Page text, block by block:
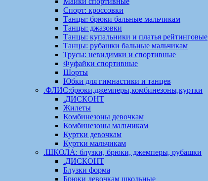
Спорт: кроссовки
Танцы: брюки бальные мальчикам
Танцы: джазовки
Танцы: купальники и платья рейтинговые
Танцы: рубашки бальные мальчикам
Трусы: невидимки и спортивные
Фуфайки спортивные
Шорты
Юбки для гимнастики и танцев
.ФЛИС:брюки,джемперы,комбинезоны,куртки
.ДИСКОНТ
Жилеты
Комбинезоны девочкам
Комбинезоны мальчикам
Куртки девочкам
Куртки мальчикам
.ШКОЛА: блузки, брюки, джемперы, рубашки
.ДИСКОНТ
Блузки форма
Брюки девочкам школьные